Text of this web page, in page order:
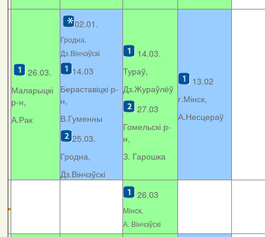
26.03.
Маларыцкі
р-н,
А.Рак
02.01.
Гродна,
Дз.Вінчэўскі
14.03
Бераставіцкі р-
н,
В.Гуменны
25.03.
Гродна,
Дз.Вінчэўскі
14.03.
Тураў,
Дз.Жураўлёў
27.03
Гомельскі р-
н,
З. Гарошка
13.02
г.Мінск,
А.Несцераў
26.03
Мінcк,
А. Вінчэўскі